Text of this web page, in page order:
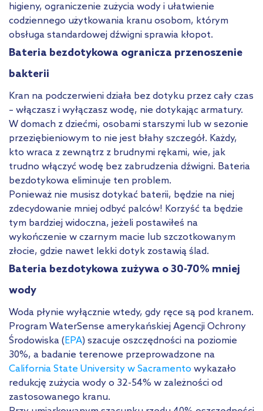
higieny, ograniczenie zużycia wody i ułatwienie
codziennego użytkowania kranu osobom, którym
obsługa standardowej dźwigni sprawia kłopot.
Bateria bezdotykowa ogranicza przenoszenie
bakterii
Kran na podczerwieni działa bez dotyku przez cały czas
– włączasz i wyłączasz wodę, nie dotykając armatury.
W domach z dziećmi, osobami starszymi lub w sezonie
przeziębieniowym to nie jest błahy szczegół. Każdy,
kto wraca z zewnątrz z brudnymi rękami, wie, jak
trudno włączyć wodę bez zabrudzenia dźwigni. Bateria
bezdotykowa eliminuje ten problem.
Ponieważ nie musisz dotykać baterii, będzie na niej
zdecydowanie mniej odbyć palców! Korzyść ta będzie
tym bardziej widoczna, jeżeli postawiłeś na
wykończenie w czarnym macie lub szczotkowanym
złocie, gdzie nawet lekki dotyk zostawią ślad.
Bateria bezdotykowa zużywa o 30-70% mniej
wody
Woda płynie wyłącznie wtedy, gdy ręce są pod kranem.
Program WaterSense amerykańskiej Agencji Ochrony
Środo­wiska (EPA) szacuje oszczędności na poziomie
30%, a badanie terenowe przeprowadzone na
California State University w Sacramento wykazało
redukcję zużycia wody o 32-54% w zależności od
zastosowanego kranu.